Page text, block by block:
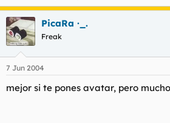
PicaRa ·_.
Freak
7 Jun 2004
mejor si te pones avatar, pero mucho